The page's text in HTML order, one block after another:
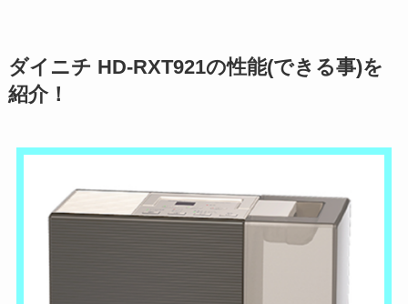
ダイニチ HD-RXT921の性能(できる事)を
紹介！